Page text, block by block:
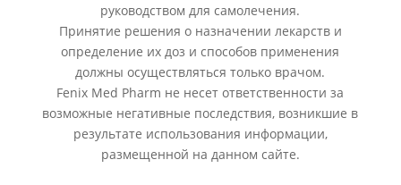
руководством для самолечения.
Принятие решения о назначении лекарств и
определение их доз и способов применения
должны осуществляться только врачом.
Fenix Med Pharm не несет ответственности за
возможные негативные последствия, возникшие в
результате использования информации,
размещенной на данном сайте.